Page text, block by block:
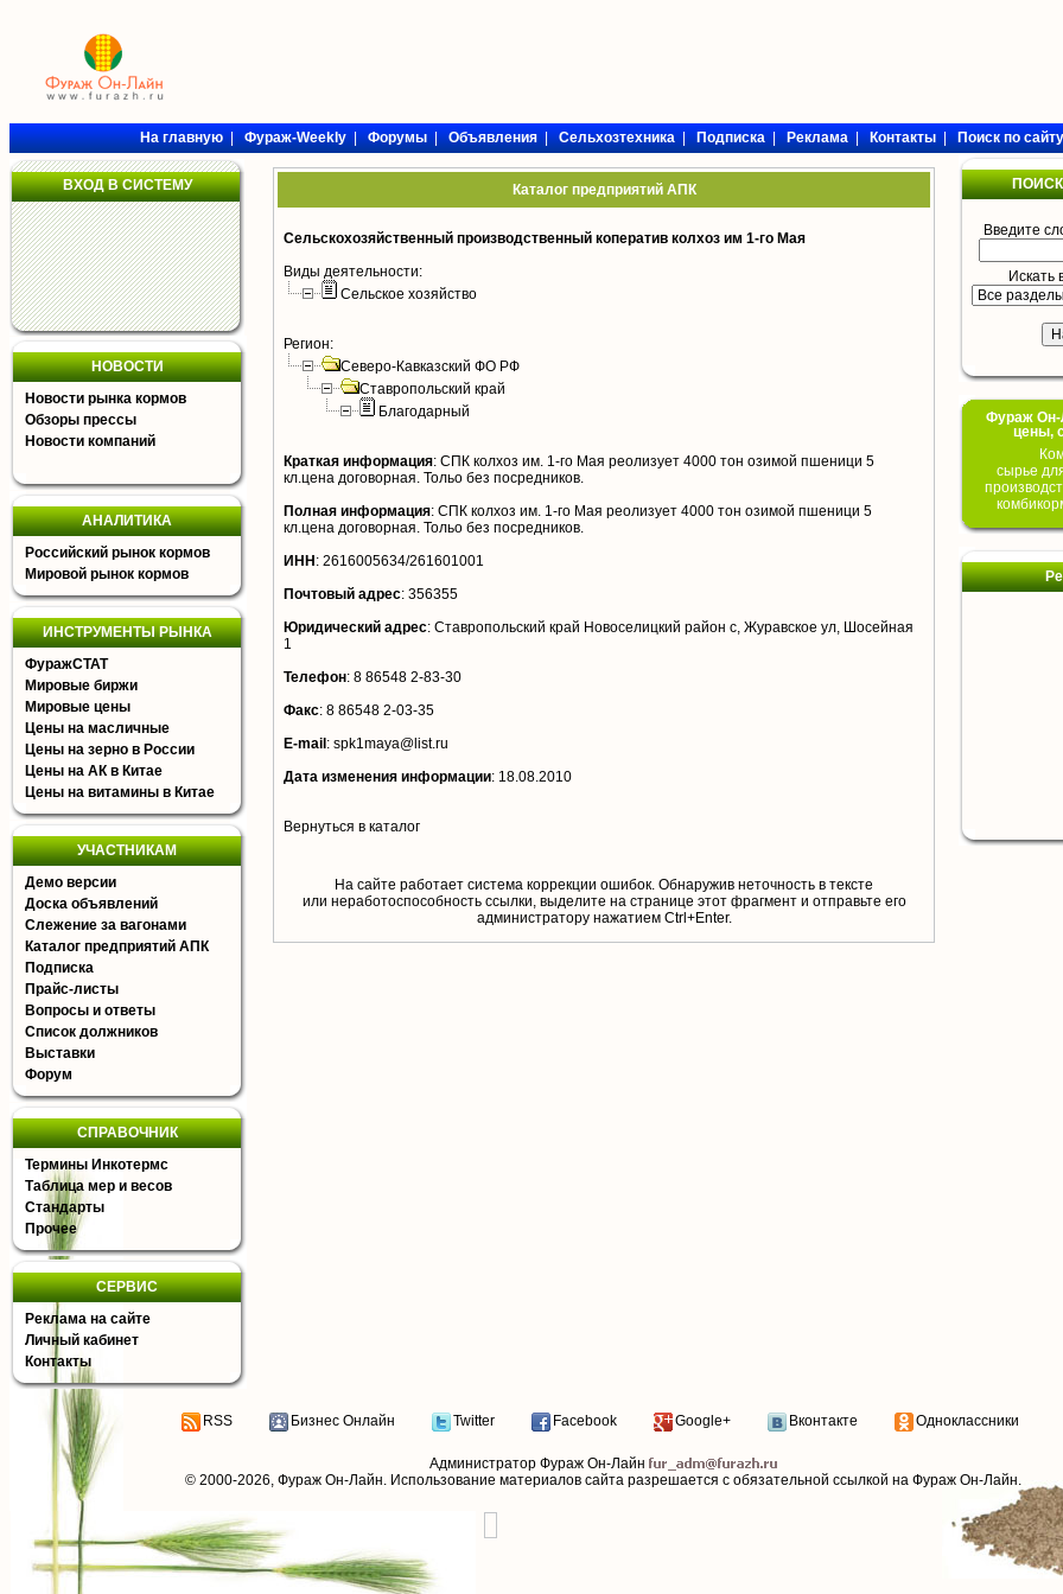
На главную|Фураж-Weekly|Форумы|Объявления|Сельхозтехника|Подписка|Реклама|Контакты|Поиск по сайту
ВХОД В СИСТЕМУ
НОВОСТИ
Новости рынка кормов
Обзоры прессы
Новости компаний
АНАЛИТИКА
Российский рынок кормов
Мировой рынок кормов
ИНСТРУМЕНТЫ РЫНКА
ФуражСТАТ
Мировые биржи
Мировые цены
Цены на масличные
Цены на зерно в России
Цены на АК в Китае
Цены на витамины в Китае
УЧАСТНИКАМ
Демо версии
Доска объявлений
Слежение за вагонами
Каталог предприятий АПК
Подписка
Прайс-листы
Вопросы и ответы
Список должников
Выставки
Форум
СПРАВОЧНИК
Термины Инкотермс
Таблица мер и весов
Стандарты
Прочее
СЕРВИС
Реклама на сайте
Личный кабинет
Контакты
Каталог предприятий АПК
Сельскохозяйственный производственный коператив колхоз им 1-го Мая
Виды деятельности:
Сельское хозяйство
Регион:
Северо-Кавказский ФО РФ
Ставропольский край
Благодарный
Краткая информация: СПК колхоз им. 1-го Мая реолизует 4000 тон озимой пшеници 5
кл.цена договорная. Тольо без посредников.
Полная информация: СПК колхоз им. 1-го Мая реолизует 4000 тон озимой пшеници 5
кл.цена договорная. Тольо без посредников.
ИНН : 2616005634/261601001
Почтовый адрес: 356355
Юридический адрес: Ставропольский край Новоселицкий район с, Журавское ул, Шосейная
1
Телефон: 8 86548 2-83-30
Факс: 8 86548 2-03-35
E-mail : spk1maya@list.ru
Дата изменения информации: 18.08.2010
Вернуться в каталог
На сайте работает система коррекции ошибок. Обнаружив неточность в тексте
или неработоспособность ссылки, выделите на странице этот фрагмент и отправьте его
aдминистратору нажатием Ctrl+Enter.
Введите
Искать
Фураж Он-
цены,
сырье
RSS Бизнес Онлайн Twitter Facebook Google+ Вконтакте Одноклассники
Администратор Фураж Он-Лайн
© 2000-2026, Фураж Он-Лайн. Использование материалов сайта разрешается с обязательной ссылкой на Фураж Он-Лайн.